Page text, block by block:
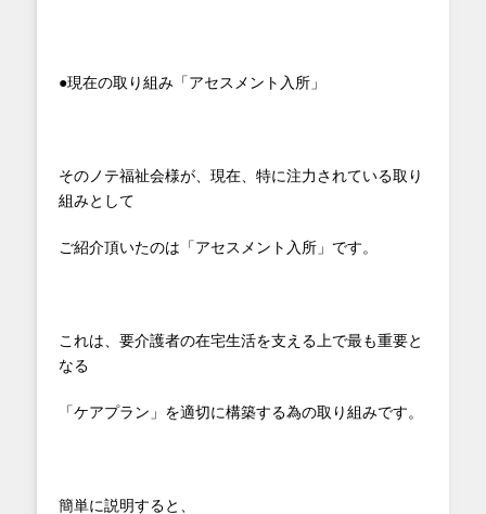
●現在の取り組み「アセスメント入所」
そのノテ福祉会様が、現在、特に注力されている取り
組みとして
ご紹介頂いたのは「アセスメント入所」です。
これは、要介護者の在宅生活を支える上で最も重要と
なる
「ケアプラン」を適切に構築する為の取り組みです。
簡単に説明すると、